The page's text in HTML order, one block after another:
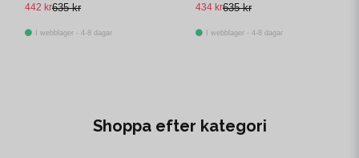
635 kr
442 kr
I webblager - 4-8 dagar
635 kr
434 kr
I webblager - 4-8 dagar
Shoppa efter kategori